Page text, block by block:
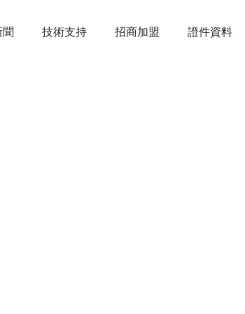
技術支持 招商加盟 證件資料